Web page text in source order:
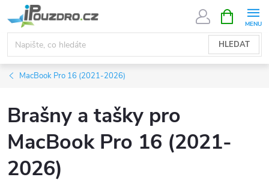
na
obsah
HLEDAT
NÁKUPNÍ
KOŠÍK
MacBook Pro 16 (2021-2026)
Brašny a tašky pro
MacBook Pro 16 (2021-
2026)